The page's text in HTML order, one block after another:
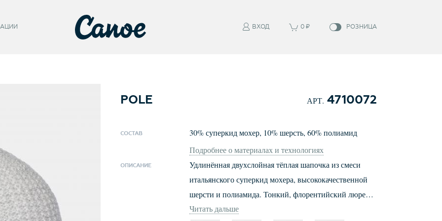
ВХОД 0 ₽ РОЗНИЦА
POLE АРТ. 4710072
СОСТАВ 30%суперкид мохер, 10%шерсть, 60%полиамид
Подробнее о материалах и технологиях
ОПИСАНИЕ
Удлинённая двухслойная тёплая шапочка из смеси
итальянского суперкид мохера, высококачественной
шерсти и полиамида. Тонкий, флорентийский люрекс
дополняет изделие металлизированным оттенком,
Читать дальше